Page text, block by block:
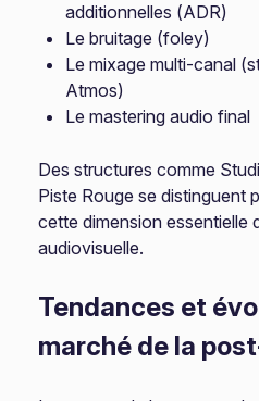
additionnelles (ADR)
Le bruitage (foley)
Le mixage multi-canal
Atmos)
Le mastering audio final
Des structures comme
Piste Rouge se distinguent
cette dimension essentielle
audiovisuelle.
Tendances et
marché de la